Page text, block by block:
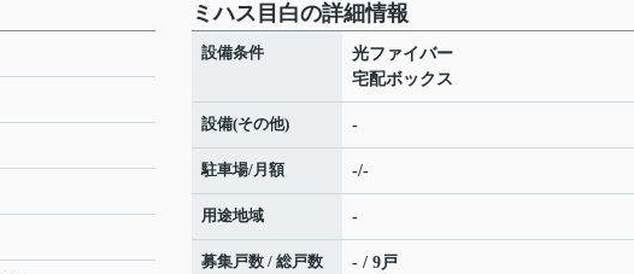
ミハス目白の詳細情報
設備条件
光ファイバー
宅配ボックス
設備(その他) -
駐車場/月額 -/-
用途地域 -
募集戸数 / 総戸数 - / 9戸